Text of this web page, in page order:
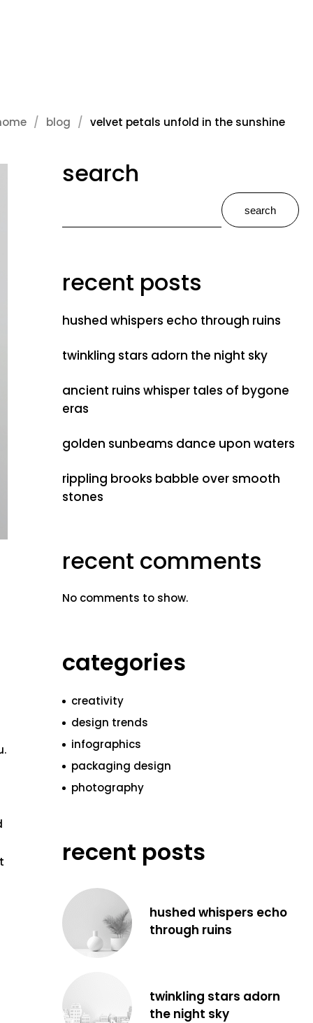
blog velvet petals unfold in the sunshine
search
search
recent posts
hushed whispers echo through ruins
twinkling stars adorn the night sky
ancient ruins whisper tales of bygone
eras
golden sunbeams dance upon waters
rippling brooks babble over smooth
stones
recent comments
No comments to show.
categories
creativity
design trends
infographics
packaging design
photography
recent posts
hushed whispers echo
through ruins
twinkling stars adorn
the night sky